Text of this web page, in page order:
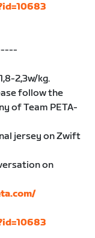
2,3w/kg.
follow the
of Team PETA-
jersey on Zwift
on